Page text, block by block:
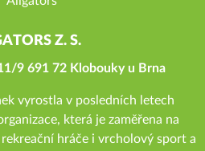
Z. S.
9 691 72 Klobouky u Brna
vyrostla v posledních letech
která je zaměřena na
hráče i vrcholový sport a